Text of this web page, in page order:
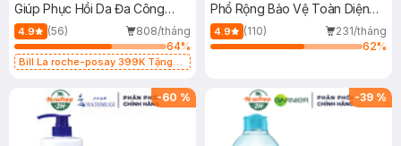
Giúp Phục Hồi Da Đa Công
Dụng 40ml
4.9 (56)
808/tháng
64%
Bill La roche-posay 399K Tặng
(SL có hạn)
Phổ Rộng Bảo Vệ Toàn Diện
40ml
4.9 (110)
231/tháng
62%
-60 % -39 %